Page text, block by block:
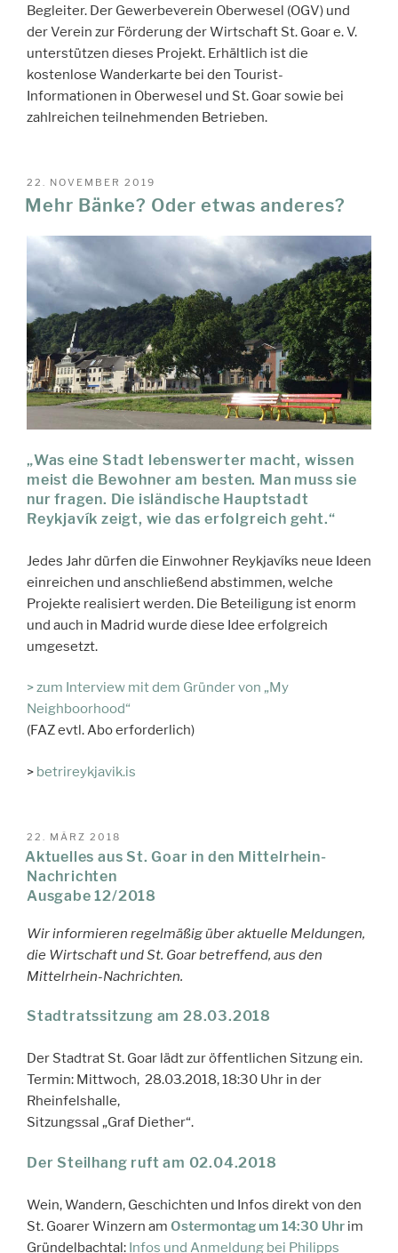
Begleiter. Der Gewerbeverein Oberwesel (OGV) und
der Verein zur Förderung der Wirtschaft St. Goar e. V.
unterstützen dieses Projekt. Erhältlich ist die
kostenlose Wanderkarte bei den Tourist-
Informationen in Oberwesel und St. Goar sowie bei
zahlreichen teilnehmenden Betrieben.
VERÖFFENTLICHT
AM
22. NOVEMBER 2019
Mehr Bänke? Oder etwas anderes?
„Was eine Stadt lebenswerter macht, wissen
meist die Bewohner am besten. Man muss sie
nur fragen. Die isländische Hauptstadt
Reykjavík zeigt, wie das erfolgreich geht.“
Jedes Jahr dürfen die Einwohner Reykjavíks neue Ideen
einreichen und anschließend abstimmen, welche
Projekte realisiert werden. Die Beteiligung ist enorm
und auch in Madrid wurde diese Idee erfolgreich
umgesetzt.
> zum Interview mit dem Gründer von „My
Neighboorhood“
(FAZ evtl. Abo erforderlich)
> betrireykjavik.is
VERÖFFENTLICHT
AM
22. MÄRZ 2018
Aktuelles aus St. Goar in den Mittelrhein-
Nachrichten
Ausgabe 12/2018
Wir informieren regelmäßig über aktuelle Meldungen,
die Wirtschaft und St. Goar betreffend, aus den
Mittelrhein-Nachrichten.
Stadtratssitzung am 28.03.2018
Der Stadtrat St. Goar lädt zur öffentlichen Sitzung ein.
Termin: Mittwoch, 28.03.2018, 18:30 Uhr in der
Rheinfelshalle,
Sitzungssal „Graf Diether“.
Der Steilhang ruft am 02.04.2018
Wein, Wandern, Geschichten und Infos direkt von den
St. Goarer Winzern am Ostermontag um 14:30 Uhr im
Gründelbachtal: Infos und Anmeldung bei Philipps